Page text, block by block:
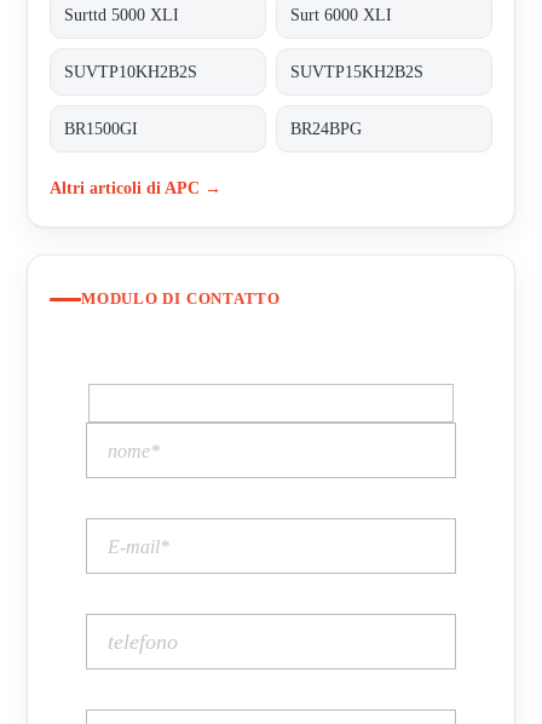
Surttd 5000 XLI Surt 6000 XLI
SUVTP10KH2B2S SUVTP15KH2B2S
BR1500GI BR24BPG
Altri articoli di APC →
MODULO DI CONTATTO